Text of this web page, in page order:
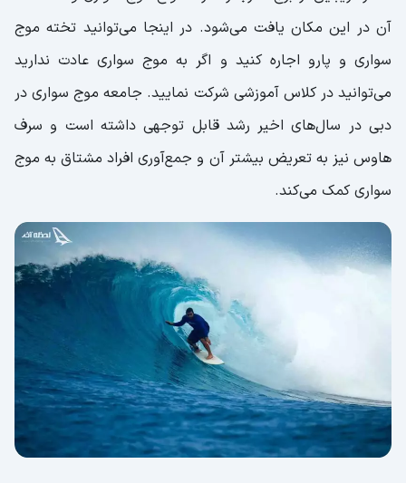
آن در این مکان یافت می‌شود. در اینجا می‌توانید تخته موج
سواری و پارو اجاره کنید و اگر به موج سواری عادت ندارید
می‌توانید در کلاس آموزشی شرکت نمایید. جامعه موج سواری در
دبی در سال‌های اخیر رشد قابل توجهی داشته است و سرف
هاوس نیز به تعریض بیشتر آن و جمع‌آوری افراد مشتاق به موج
سواری کمک می‌کند.